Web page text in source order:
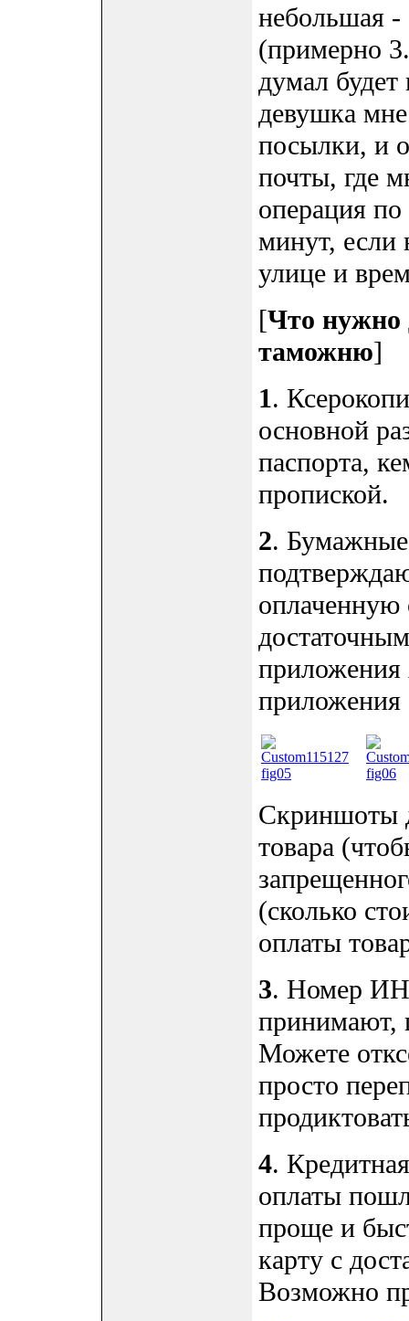
небольшая -
(примерно
думал
девушка
посылки, и
почты, где
операция
минут, если
улице и
[Что нужно
таможню]
1.
основной
паспорта,
пропиской.
2. Бумажные
оплаченную
приложения
Скриншоты
товара
(сколько
оплаты
3. Номер
принимают,
Можете
просто
4.
оплаты
проще и
карту с
Возможно